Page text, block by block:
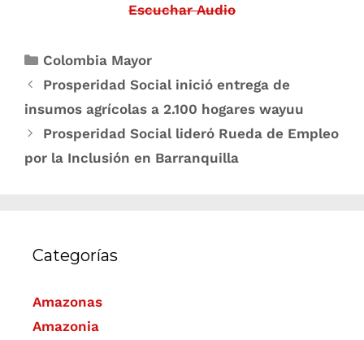
Escuchar Audio
Colombia Mayor
Prosperidad Social inició entrega de
insumos agrícolas a 2.100 hogares wayuu
Prosperidad Social lideró Rueda de Empleo
por la Inclusión en Barranquilla
Categorías
Amazonas
Amazonia